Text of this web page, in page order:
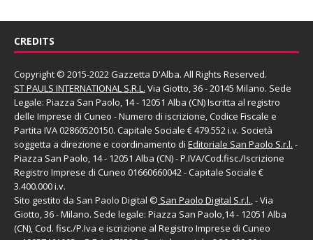
CREDITS
Copyright © 2015-2022 Gazzetta D'Alba. All Rights Reserved.
ST PAULS INTERNATIONAL S.R.L. Via Giotto, 36 - 20145 Milano. Sede
Legale: Piazza San Paolo, 14 - 12051 Alba (CN) Iscritta al registro
delle Imprese di Cuneo - Numero di iscrizione, Codice Fiscale e
Partita IVA 02860520150. Capitale Sociale € 479.552 i.v. Società
soggetta a direzione e coordinamento di Editoriale San Paolo S.r.l. -
Piazza San Paolo, 14 - 12051 Alba (CN) - P.IVA/Cod.fisc./Iscrizione
Registro Imprese di Cuneo 01660660042 - Capitale Sociale €
3.400.000 i.v.
Sito gestito da San Paolo Digital © San Paolo Digital S.r.l., - Via
Giotto, 36 - Milano. Sede legale: Piazza San Paolo,14 - 12051 Alba
(CN), Cod. fisc./P.Iva e iscrizione al Registro Imprese di Cuneo